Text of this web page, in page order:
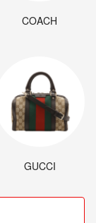
COACH
GUCCI